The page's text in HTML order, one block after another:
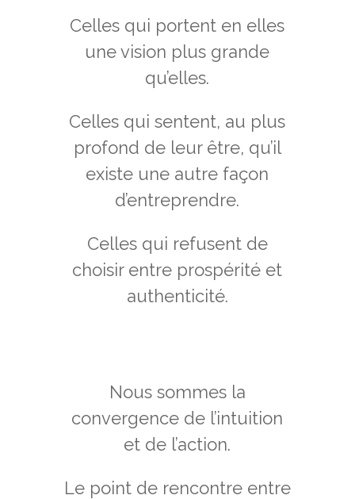
Celles qui portent en elles
une vision plus grande
qu’elles.
Celles qui sentent, au plus
profond de leur être, qu’il
existe une autre façon
d’entreprendre.
Celles qui refusent de
choisir entre prospérité et
authenticité.
Nous sommes la
convergence de l’intuition
et de l’action.
Le point de rencontre entre